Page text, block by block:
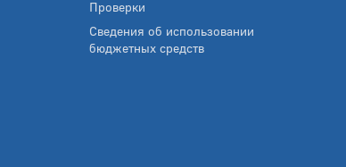
Проверки
Сведения об использовании
бюджетных средств